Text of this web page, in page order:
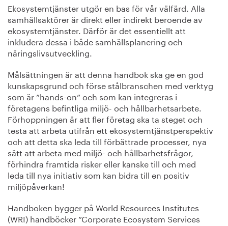
Ekosystemtjänster utgör en bas för vår välfärd. Alla
samhällsaktörer är direkt eller indirekt beroende av
ekosystemtjänster. Därför är det essentiellt att
inkludera dessa i både samhällsplanering och
näringslivsutveckling.
Målsättningen är att denna handbok ska ge en god
kunskapsgrund och förse stålbranschen med verktyg
som är ”hands-on” och som kan integreras i
företagens befintliga miljö- och hållbarhetsarbete.
Förhoppningen är att fler företag ska ta steget och
testa att arbeta utifrån ett ekosystemtjänstperspektiv
och att detta ska leda till förbättrade processer, nya
sätt att arbeta med miljö- och hållbarhetsfrågor,
förhindra framtida risker eller kanske till och med
leda till nya initiativ som kan bidra till en positiv
miljöpåverkan!
Handboken bygger på World Resources Institutes
(WRI) handböcker ”Corporate Ecosystem Services